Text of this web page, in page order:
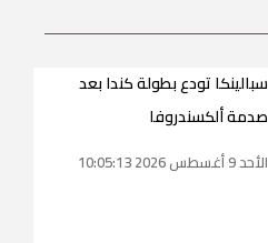
سبالينكا تودع بطولة كندا بعد
صدمة ألكسندروفا
الأحد 9 أغسطس 2026 10:05:13